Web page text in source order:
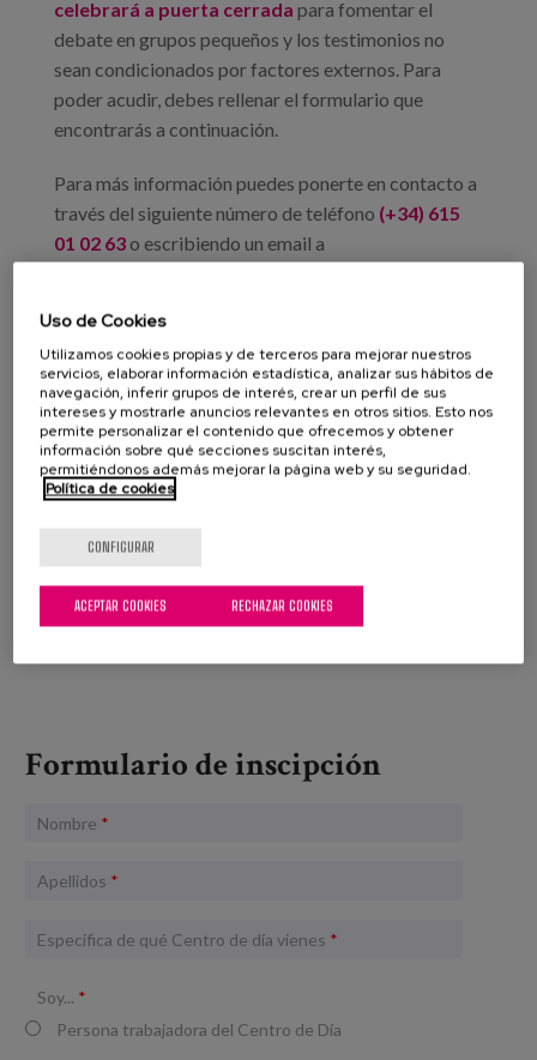
celebrará a puerta cerrada para fomentar el
debate en grupos pequeños y los testimonios no
sean condicionados por factores externos. Para
poder acudir, debes rellenar el formulario que
encontrarás a continuación.
Para más información puedes ponerte en contacto a
través del siguiente número de teléfono (+34) 615
01 02 63o escribiendo un email a
Muchísimas gracias por tu interés y
participación en la transformación de los
Centros de día de Gipuzkoa.
BabeSarea Centros de día
PROFESIONALES
Formulario de inscipción
Nombre *
Apellidos *
Especifica de qué Centro de día vienes *
Soy... *
Persona trabajadora del Centro de Día
Uso de Cookies
Utilizamos cookies propias y de terceros para mejorar nuestros
servicios, elaborar información estadística, analizar sus hábitos de
navegación, inferir grupos de interés, crear un perfil de sus
intereses y mostrarle anuncios relevantes en otros sitios. Esto nos
permite personalizar el contenido que ofrecemos y obtener
información sobre qué secciones suscitan interés,
permitiéndonos además mejorar la página web y su seguridad.
Política de cookies
CONFIGURAR
RECHAZAR COOKIES
ACEPTAR COOKIES